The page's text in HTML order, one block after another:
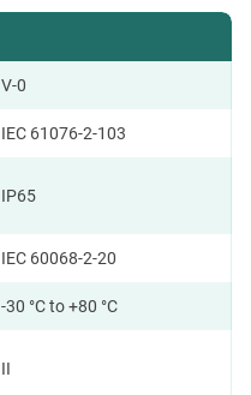
V-0
IEC 61076-2-103
IP65
IEC 60068-2-20
-30 °C to +80 °C
II